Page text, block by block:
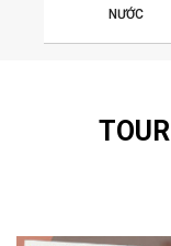
NƯỚC